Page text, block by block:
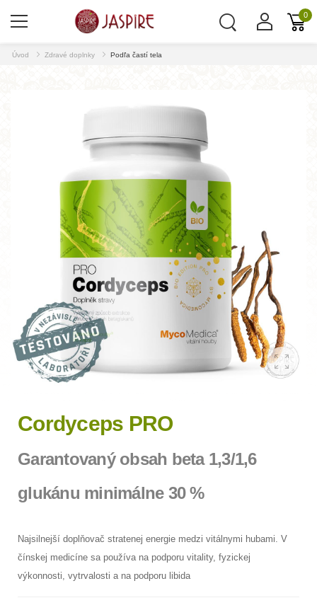
0
Úvod Zdravé doplnky Podľa častí tela
Cordyceps PRO
Garantovaný obsah beta 1,3/1,6
glukánu minimálne 30 %
Najsilnejší doplňovač stratenej energie medzi vitálnymi hubami. V
čínskej medicíne sa používa na podporu vitality, fyzickej
výkonnosti, vytrvalosti a na podporu libida